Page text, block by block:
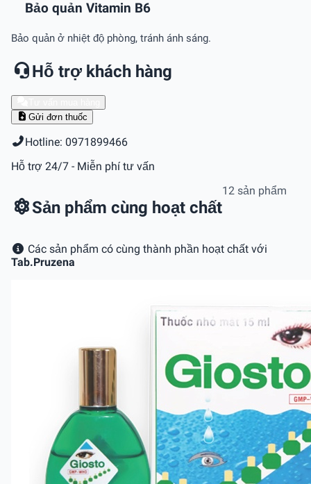
Bảo quản Vitamin B6
Bảo quản ở nhiệt độ phòng, tránh ánh sáng.
Hỗ trợ khách hàng
Gửi đơn thuốc
Hotline: 0971899466
Hỗ trợ 24/7 - Miễn phí tư vấn
Sản phẩm cùng hoạt chất
12 sản phẩm
Các sản phẩm có cùng thành phần hoạt chất với
Tab.Pruzena